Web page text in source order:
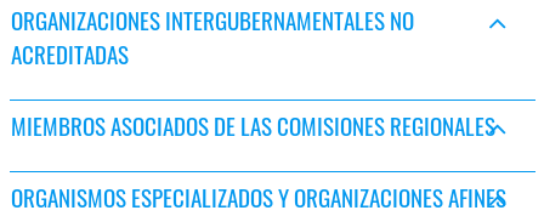
ORGANIZACIONES INTERGUBERNAMENTALES NO
ACREDITADAS
MIEMBROS ASOCIADOS DE LAS COMISIONES REGIONALES
ORGANISMOS ESPECIALIZADOS Y ORGANIZACIONES AFINES